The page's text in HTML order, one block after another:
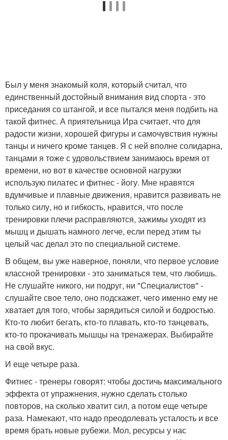
Был у меня знакомый коля, который считал, что
единственный достойный внимания вид спорта - это
приседания со штангой, и все пытался меня подбить на
такой фитнес. А приятельница Ира считает, что для
радости жизни, хорошей фигуры и самочувствия нужны
танцы и ничего кроме танцев. Я с ней вполне солидарна,
танцами я тоже с удовольствием занимаюсь время от
времени, но вот в качестве основной нагрузки
использую пилатес и фитнес - йогу. Мне нравятся
вдумчивые и плавные движения, нравится развивать не
только силу, но и гибкость, нравится, что после
тренировки плечи расправляются, зажимы уходят из
мышц и дышать намного легче, если перед этим ты
целый час делал это по специальной системе.
В общем, вы уже наверное, поняли, что первое условие
классной тренировки - это заниматься тем, что любишь.
Не слушайте никого, ни подруг, ни "Специалистов" -
слушайте свое тело, оно подскажет, чего именно ему не
хватает для того, чтобы зарядиться силой и бодростью.
Кто-то любит бегать, кто-то плавать, кто-то танцевать,
кто-то прокачивать мышцы на тренажерах. Выбирайте
на свой вкус.
И еще четыре раза.
Фитнес - тренеры говорят: чтобы достичь максимального
эффекта от упражнения, нужно сделать столько
повторов, на сколько хватит сил, а потом еще четыре
раза. Намекают, что надо преодолевать усталость и все
время брать новые рубежи. Мол, ресурсы у нас